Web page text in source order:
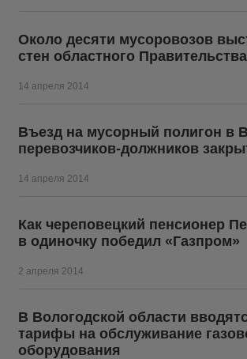
Около десяти мусоровозов
стен областного Правительства
14 апреля 2014
Въезд на мусорный полигон в
перевозчиков-должников
14 апреля 2014
Как череповецкий пенсионер
в одиночку победил «Газпром»
2 апреля 2014
В Вологодской области
тарифы на обслуживание
оборудования